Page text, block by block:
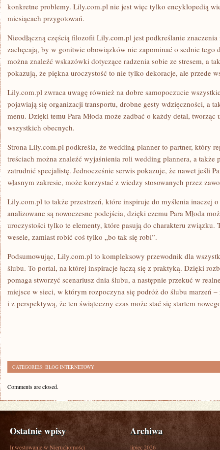
konkretne problemy. Lily.com.pl nie jest więc tylko encyklopedią
miesiącach przygotowań.
Nieodłączną częścią filozofii Lily.com.pl jest podkreślanie
zachęcają, by w gonitwie obowiązków nie zapominać o sednie tego
można znaleźć wskazówki dotyczące radzenia sobie ze stresem, a
pokazują, że piękna uroczystość to nie tylko dekoracje, ale przede
Lily.com.pl zwraca uwagę również na dobre samopoczucie
pojawiają się organizacji transportu, drobne gesty wdzięczności, a
menu. Dzięki temu Para Młoda może zadbać o każdy detal, tworząc
wszystkich obecnych.
Strona Lily.com.pl podkreśla, że wedding planner to partner, który
treściach można znaleźć wyjaśnienia roli wedding plannera, a
zatrudnić specjalistę. Jednocześnie serwis pokazuje, że nawet jeśli
własnym zakresie, może korzystać z wiedzy stosowanych przez
Lily.com.pl to także przestrzeń, które inspiruje do myślenia inaczej
analizowane są nowoczesne podejścia, dzięki czemu Para Młoda
uroczystości tylko te elementy, które pasują do charakteru związku.
wesele, zamiast robić coś tylko „bo tak się robi”.
Podsumowując, Lily.com.pl to kompleksowy przewodnik dla
ślubu. To portal, na której inspiracje łączą się z praktyką. Dzięki
pomaga stworzyć scenariusz dnia ślubu, a następnie przekuć w
miejsce w sieci, w którym rozpoczyna się podróż do ślubu marzeń
i z perspektywą, że ten świąteczny czas może stać się startem
CATEGORIES: BLOG INTERNETOWY
Comments are closed.
Ostatnie wpisy
Inwestowanie w Nieruchomości
Archiwa
lipiec 2026